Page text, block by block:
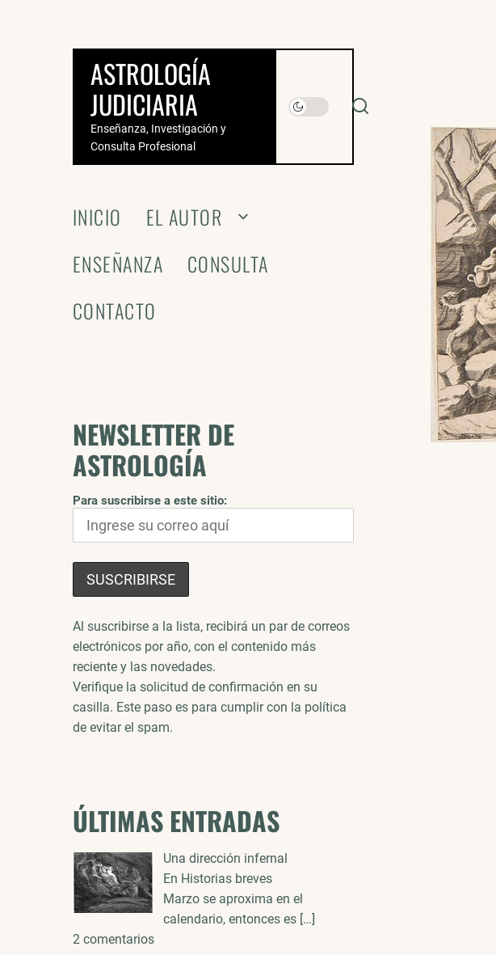
ASTROLOGÍA
JUDICIARIA
Enseñanza, Investigación y
Consulta Profesional
INICIO
EL AUTOR
ENSEÑANZA
CONSULTA
CONTACTO
NEWSLETTER DE
ASTROLOGÍA
Para suscribirse a este sitio:
Al suscribirse a la lista, recibirá un par de correos
electrónicos por año, con el contenido más
reciente y las novedades.
Verifique la solicitud de confirmación en su
casilla. Este paso es para cumplir con la política
de evitar el spam.
ÚLTIMAS ENTRADAS
Una dirección infernal
En Historias breves
Marzo se aproxima en el
calendario, entonces es […]
2 comentarios